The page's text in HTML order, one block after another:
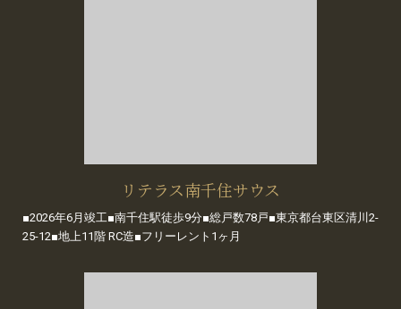
リテラス南千住サウス
■2026年6月竣工■南千住駅徒歩9分■総戸数78戸■東京都台東区清川2-
25-12■地上11階 RC造■フリーレント1ヶ月